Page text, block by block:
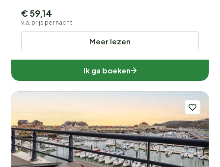
Meer lezen
€ 59,14
v.a. prijs per nacht
Ik ga boeken